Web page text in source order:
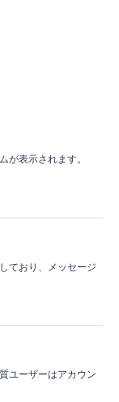
が表示されます。
ており、メッセージ
ユーザーはアカウン